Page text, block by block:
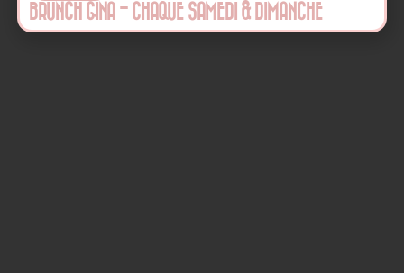
BRUNCH GINA - CHAQUE SAMEDI & DIMANCHE